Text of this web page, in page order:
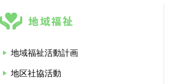
地域福祉活動計画
地区社協活動